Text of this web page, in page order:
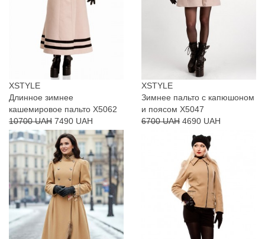
XSTYLE
Длинное зимнее
кашемировое пальто X5062
10700 UAH 7490 UAH
XSTYLE
Зимнее пальто с капюшоном
и поясом X5047
6700 UAH 4690 UAH